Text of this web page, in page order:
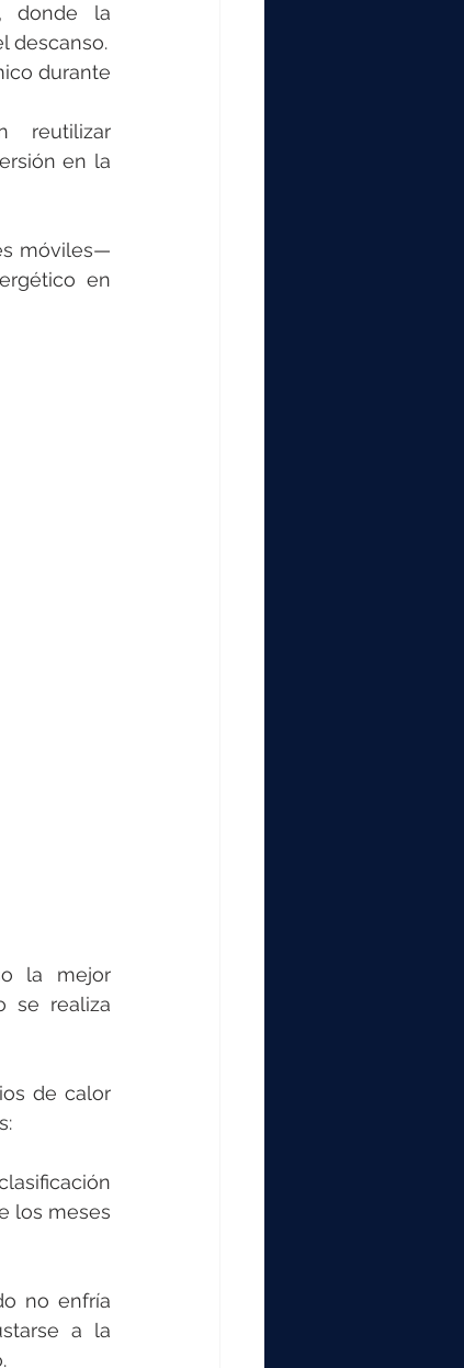
donde la
descanso.
durante
reutilizar
en la
móviles—
en
la mejor
se realiza
de calor
los meses
no enfría
a la